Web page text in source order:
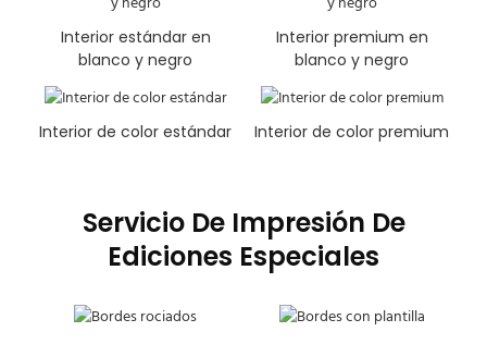
Interior estándar en
blanco y negro
Interior premium en
blanco y negro
Interior de color estándar Interior de color premium
Servicio De Impresión De
Ediciones Especiales